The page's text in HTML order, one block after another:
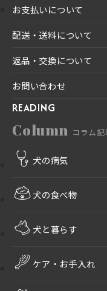
お支払いについて
配送・送料について
返品・交換について
お問い合わせ
READING
Column コラム記
犬の病気
犬の食べ物
犬と暮らす
ケア・お手入れ